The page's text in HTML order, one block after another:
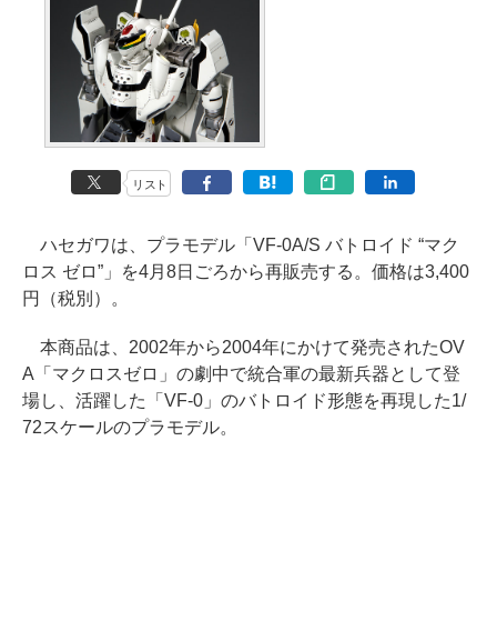
リスト
ハセガワは、プラモデル「VF-0A/S バトロイド “マク
ロス ゼロ”」を4月8日ごろから再販売する。価格は3,400
円（税別）。
本商品は、2002年から2004年にかけて発売されたOV
A「マクロスゼロ」の劇中で統合軍の最新兵器として登
場し、活躍した「VF-0」のバトロイド形態を再現した1/
72スケールのプラモデル。